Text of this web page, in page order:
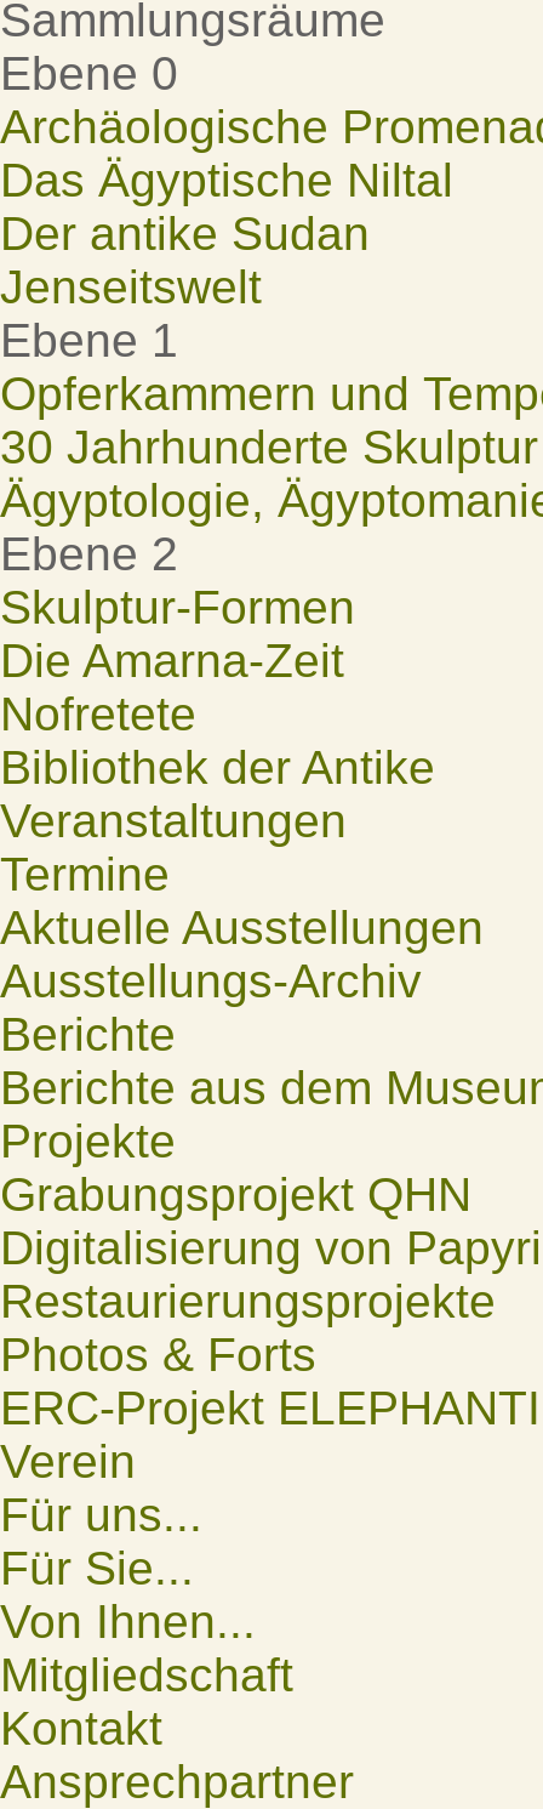
Sammlungsräume
Ebene 0
Archäologische
Das Ägyptische Niltal
Der antike Sudan
Jenseitswelt
Ebene 1
Opferkammern und
30 Jahrhunderte Skulptur
Ägyptologie,
Ebene 2
Skulptur-Formen
Die Amarna-Zeit
Nofretete
Bibliothek der Antike
Veranstaltungen
Termine
Aktuelle Ausstellungen
Ausstellungs-Archiv
Berichte
Berichte aus dem
Projekte
Grabungsprojekt QHN
Digitalisierung von
Restaurierungsprojekte
Photos & Forts
ERC-Projekt
Verein
Für uns...
Für Sie...
Von Ihnen...
Mitgliedschaft
Kontakt
Ansprechpartner